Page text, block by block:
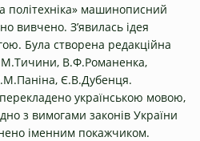
політехніка» машинописний
вивчено. З’явилась ідея
Була створена редакційна
В.Ф.Романенка,
Є.В.Дубенця.
українською мовою,
з вимогами законів України
іменним покажчиком.